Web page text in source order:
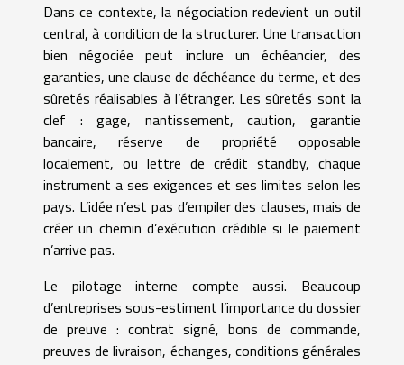
Dans ce contexte, la négociation redevient un outil
central, à condition de la structurer. Une transaction
bien négociée peut inclure un échéancier, des
garanties, une clause de déchéance du terme, et des
sûretés réalisables à l’étranger. Les sûretés sont la
clef : gage, nantissement, caution, garantie
bancaire, réserve de propriété opposable
localement, ou lettre de crédit standby, chaque
instrument a ses exigences et ses limites selon les
pays. L’idée n’est pas d’empiler des clauses, mais de
créer un chemin d’exécution crédible si le paiement
n’arrive pas.
Le pilotage interne compte aussi. Beaucoup
d’entreprises sous-estiment l’importance du dossier
de preuve : contrat signé, bons de commande,
preuves de livraison, échanges, conditions générales